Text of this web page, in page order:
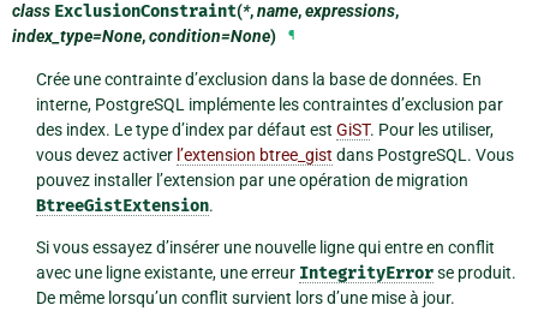
class ExclusionConstraint(*,name,expressions,
index_type=None,condition=None) ¶
Crée une contrainte d’exclusion dans la base de données. En
interne, PostgreSQL implémente les contraintes d’exclusion par
des index. Le type d’index par défaut est GiST. Pour les utiliser,
vous devez activer l’extension btree_gist dans PostgreSQL. Vous
pouvez installer l’extension par une opération de migration
BtreeGistExtension.
Si vous essayez d’insérer une nouvelle ligne qui entre en conflit
avec une ligne existante, une erreur IntegrityErrorse produit.
De même lorsqu’un conflit survient lors d’une mise à jour.